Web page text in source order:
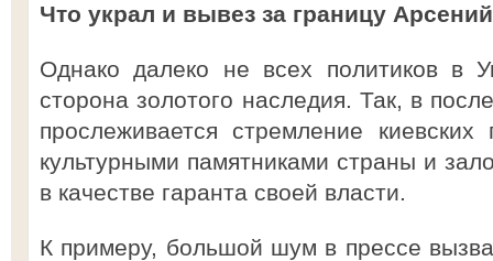
Что украл и вывез за границу
Однако далеко не всех политиков в
сторона золотого наследия. Так, в
прослеживается стремление киевских
культурными памятниками страны и
в качестве гаранта своей власти.
К примеру, большой шум в прессе